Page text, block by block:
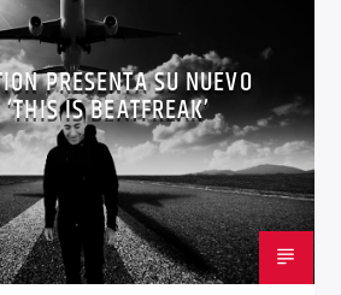
PRESENTA SU NUEVO
IS BEATFREAK’